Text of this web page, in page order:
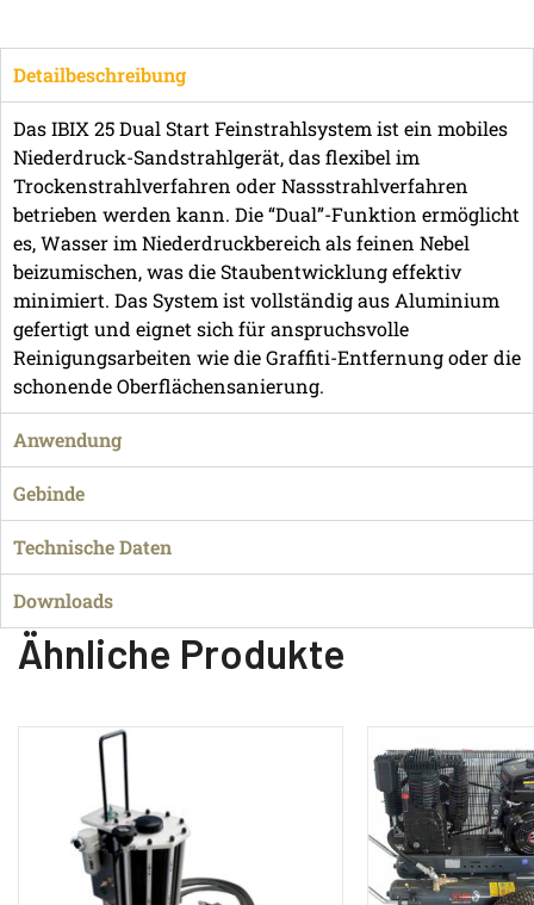
Detailbeschreibung
Das IBIX 25 Dual Start Feinstrahlsystem ist ein mobiles
Niederdruck-Sandstrahlgerät, das flexibel im
Trockenstrahlverfahren oder Nassstrahlverfahren
betrieben werden kann. Die “Dual”-Funktion ermöglicht
es, Wasser im Niederdruckbereich als feinen Nebel
beizumischen, was die Staubentwicklung effektiv
minimiert. Das System ist vollständig aus Aluminium
gefertigt und eignet sich für anspruchsvolle
Reinigungsarbeiten wie die Graffiti-Entfernung oder die
schonende Oberflächensanierung.
Anwendung
Gebinde
Technische Daten
Downloads
Ähnliche Produkte